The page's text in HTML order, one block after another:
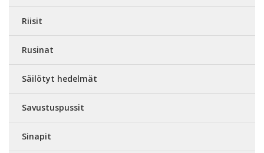
Riisit
Rusinat
Säilötyt hedelmät
Savustuspussit
Sinapit